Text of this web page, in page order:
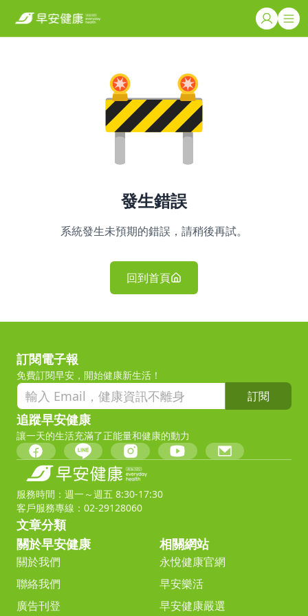
發生錯誤
系統發生未預期的錯誤，請稍後再試。
回到首頁
訂閱電子報
免費訂閱早安，開始健康新生活！
訂閱
追蹤早安健康
讓一天的生活充滿了正能量和健康的動力
服務時間：週一～週五 8:30-17:30
客戶服務專線：02-29128060
文章分類
關於早安健康
關於我們
聯絡我們
廣告刊登
相關網站
永悅健康官網
早安樂活
早安健康嚴選